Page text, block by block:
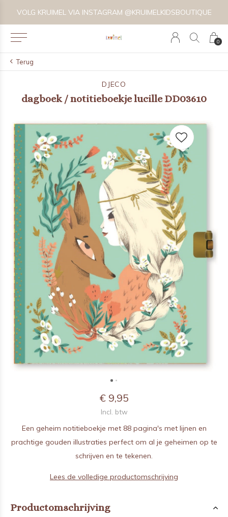
0
VOLG KRUIMEL VIA INSTAGRAM @KRUIMELKIDSBOUTIQUE
Terug
DJECO
dagboek / notitieboekje lucille DD03610
€ 9,95
Incl. btw
Een geheim notitieboekje met 88 pagina's met lijnen en
prachtige gouden illustraties perfect om al je geheimen op te
schrijven en te tekenen.
Lees de volledige productomschrijving
Productomschrijving